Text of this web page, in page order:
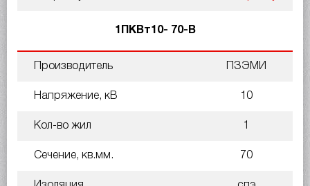
1ПКВт10- 70-В
Производитель ПЗЭМИ
Напряжение, кВ 10
Кол-во жил 1
Сечение, кв.мм. 70